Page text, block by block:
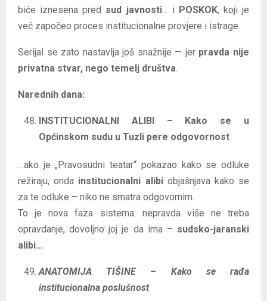
biće iznesena pred sud javnosti… i POSKOK, koji je
već započeo proces institucionalne provjere i istrage.
Serijal se zato nastavlja još snažnije — jer pravda nije
privatna stvar, nego temelj društva.
Narednih dana:
INSTITUCIONALNI ALIBI – Kako se u
Općinskom sudu u Tuzli pere odgovornost
…ako je „Pravosudni teatar“ pokazao kako se odluke
režiraju, onda institucionalni alibiobjašnjava kako se
za te odluke – niko ne smatra odgovornim.
To je nova faza sistema: nepravda više ne treba
opravdanje, dovoljno joj je da ima – sudsko-jaranski
alibi…
ANATOMIJA TIŠINE – Kako se rađa
institucionalna poslušnost